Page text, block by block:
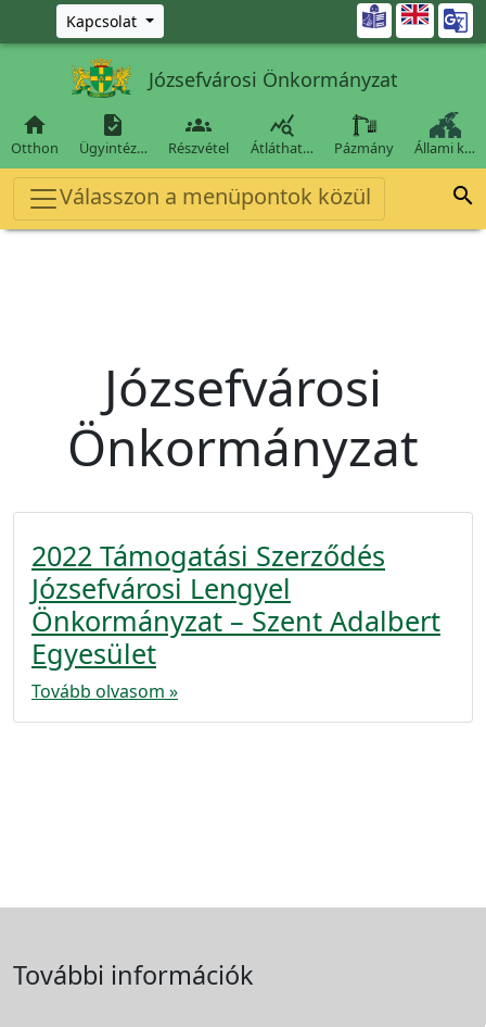
Ugrás a fő tartalomra
Kapcsolat 
Józsefvárosi Önkormányzat

Otthon

Ügyintéz…

Részvétel

Átláthat… Pázmány Állami k…
Válasszon a menüpontok közül 
Józsefvárosi
Önkormányzat
2022 Támogatási Szerződés
Józsefvárosi Lengyel
Önkormányzat – Szent Adalbert
Egyesület
Tovább olvasom »
További információk